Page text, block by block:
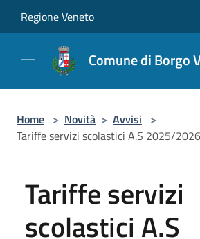
Regione Veneto
Comune di Borgo
Home > Novità > Avvisi >
Tariffe servizi scolastici A.S 2025/2026
Tariffe servizi
scolastici A.S